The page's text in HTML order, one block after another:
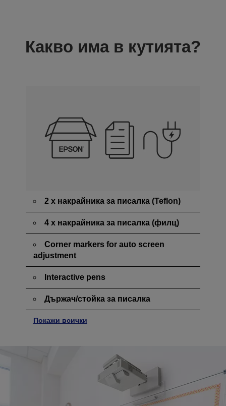
Какво има в кутията?
2 x накрайника за писалка (Teflon)
4 x накрайника за писалка (филц)
Corner markers for auto screen
adjustment
Interactive pens
Държач/стойка за писалка
Покажи всички